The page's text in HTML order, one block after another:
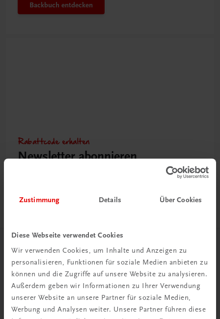
Zustimmung Details Über Cookies
Diese Webseite verwendet Cookies
Wir verwenden Cookies, um Inhalte und Anzeigen zu
personalisieren, Funktionen für soziale Medien anbieten zu
können und die Zugriffe auf unsere Website zu analysieren.
Außerdem geben wir Informationen zu Ihrer Verwendung
unserer Website an unsere Partner für soziale Medien,
Werbung und Analysen weiter. Unsere Partner führen diese
Backbuch entdecken
Rabattcode erhalten
Newsletter abonnieren
Herzlich willkommen bei TRAUNER!